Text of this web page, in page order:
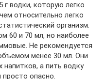
водки, которую легко
относительно легко
организм.
60 и 70 мл, но наиболее
Не рекомендуется
менее 30 мл. Они
напитков, а пить водку
опасно.